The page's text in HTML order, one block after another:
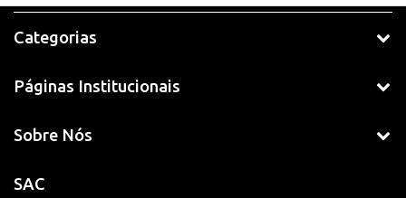
Categorias
Páginas Institucionais
Sobre Nós
SAC